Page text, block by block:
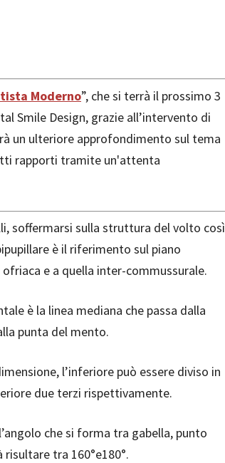
Moderno”, che si terrà il prossimo 3
Smile Design, grazie all’intervento di
un ulteriore approfondimento sul tema
rapporti tramite un'attenta
soffermarsi sulla struttura del volto così
è il riferimento sul piano
e a quella inter-commussurale.
è la linea mediana che passa dalla
punta del mento.
l’inferiore può essere diviso in
due terzi rispettivamente.
che si forma tra gabella, punto
tra 160°e180°.